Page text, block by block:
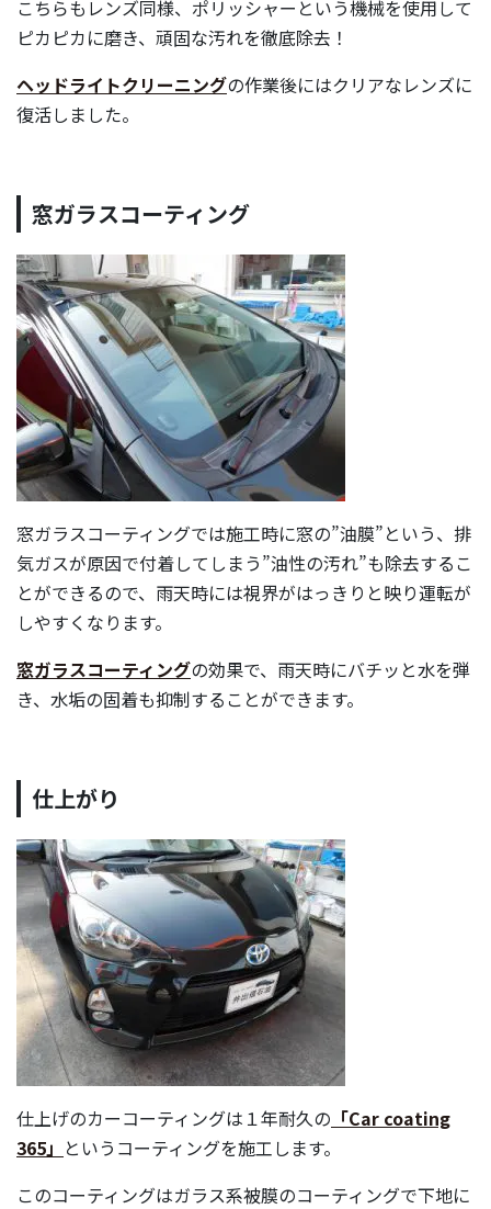
こちらもレンズ同様、ポリッシャーという機械を使用して
ピカピカに磨き、頑固な汚れを徹底除去！
ヘッドライトクリーニングの作業後にはクリアなレンズに
復活しました。
窓ガラスコーティング
窓ガラスコーティングでは施工時に窓の”油膜”という、排
気ガスが原因で付着してしまう”油性の汚れ”も除去するこ
とができるので、雨天時には視界がはっきりと映り運転が
しやすくなります。
窓ガラスコーティングの効果で、雨天時にバチッと水を弾
き、水垢の固着も抑制することができます。
仕上がり
仕上げのカーコーティングは１年耐久の 「Car coating
365」 というコーティングを施工します。
このコーティングはガラス系被膜のコーティングで下地に